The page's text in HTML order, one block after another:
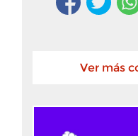
Ver más